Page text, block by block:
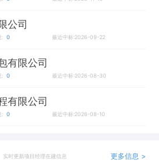
公司
: 0 最近中标:2026-09-22
有限公司
: 0 最近中标:2026-08-30
有限公司
: 0 最近中标:2026-08-10
实时更新项目经理在建信息 更多信息 >